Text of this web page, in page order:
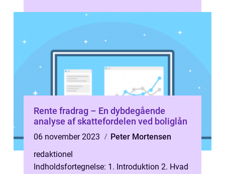
Rente fradrag – En dybdegående
analyse af skattefordelen ved boliglån
06 november 2023
Peter Mortensen
redaktionel
Indholdsfortegnelse: 1. Introduktion 2. Hvad